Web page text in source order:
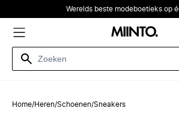
Werelds beste modeboetieks op
Home/Heren/Schoenen/Sneakers